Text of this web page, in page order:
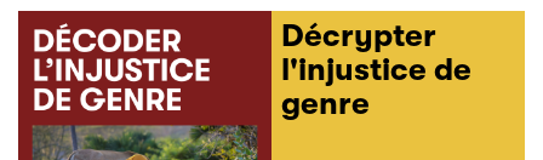
Décrypter
l'injustice de
genre